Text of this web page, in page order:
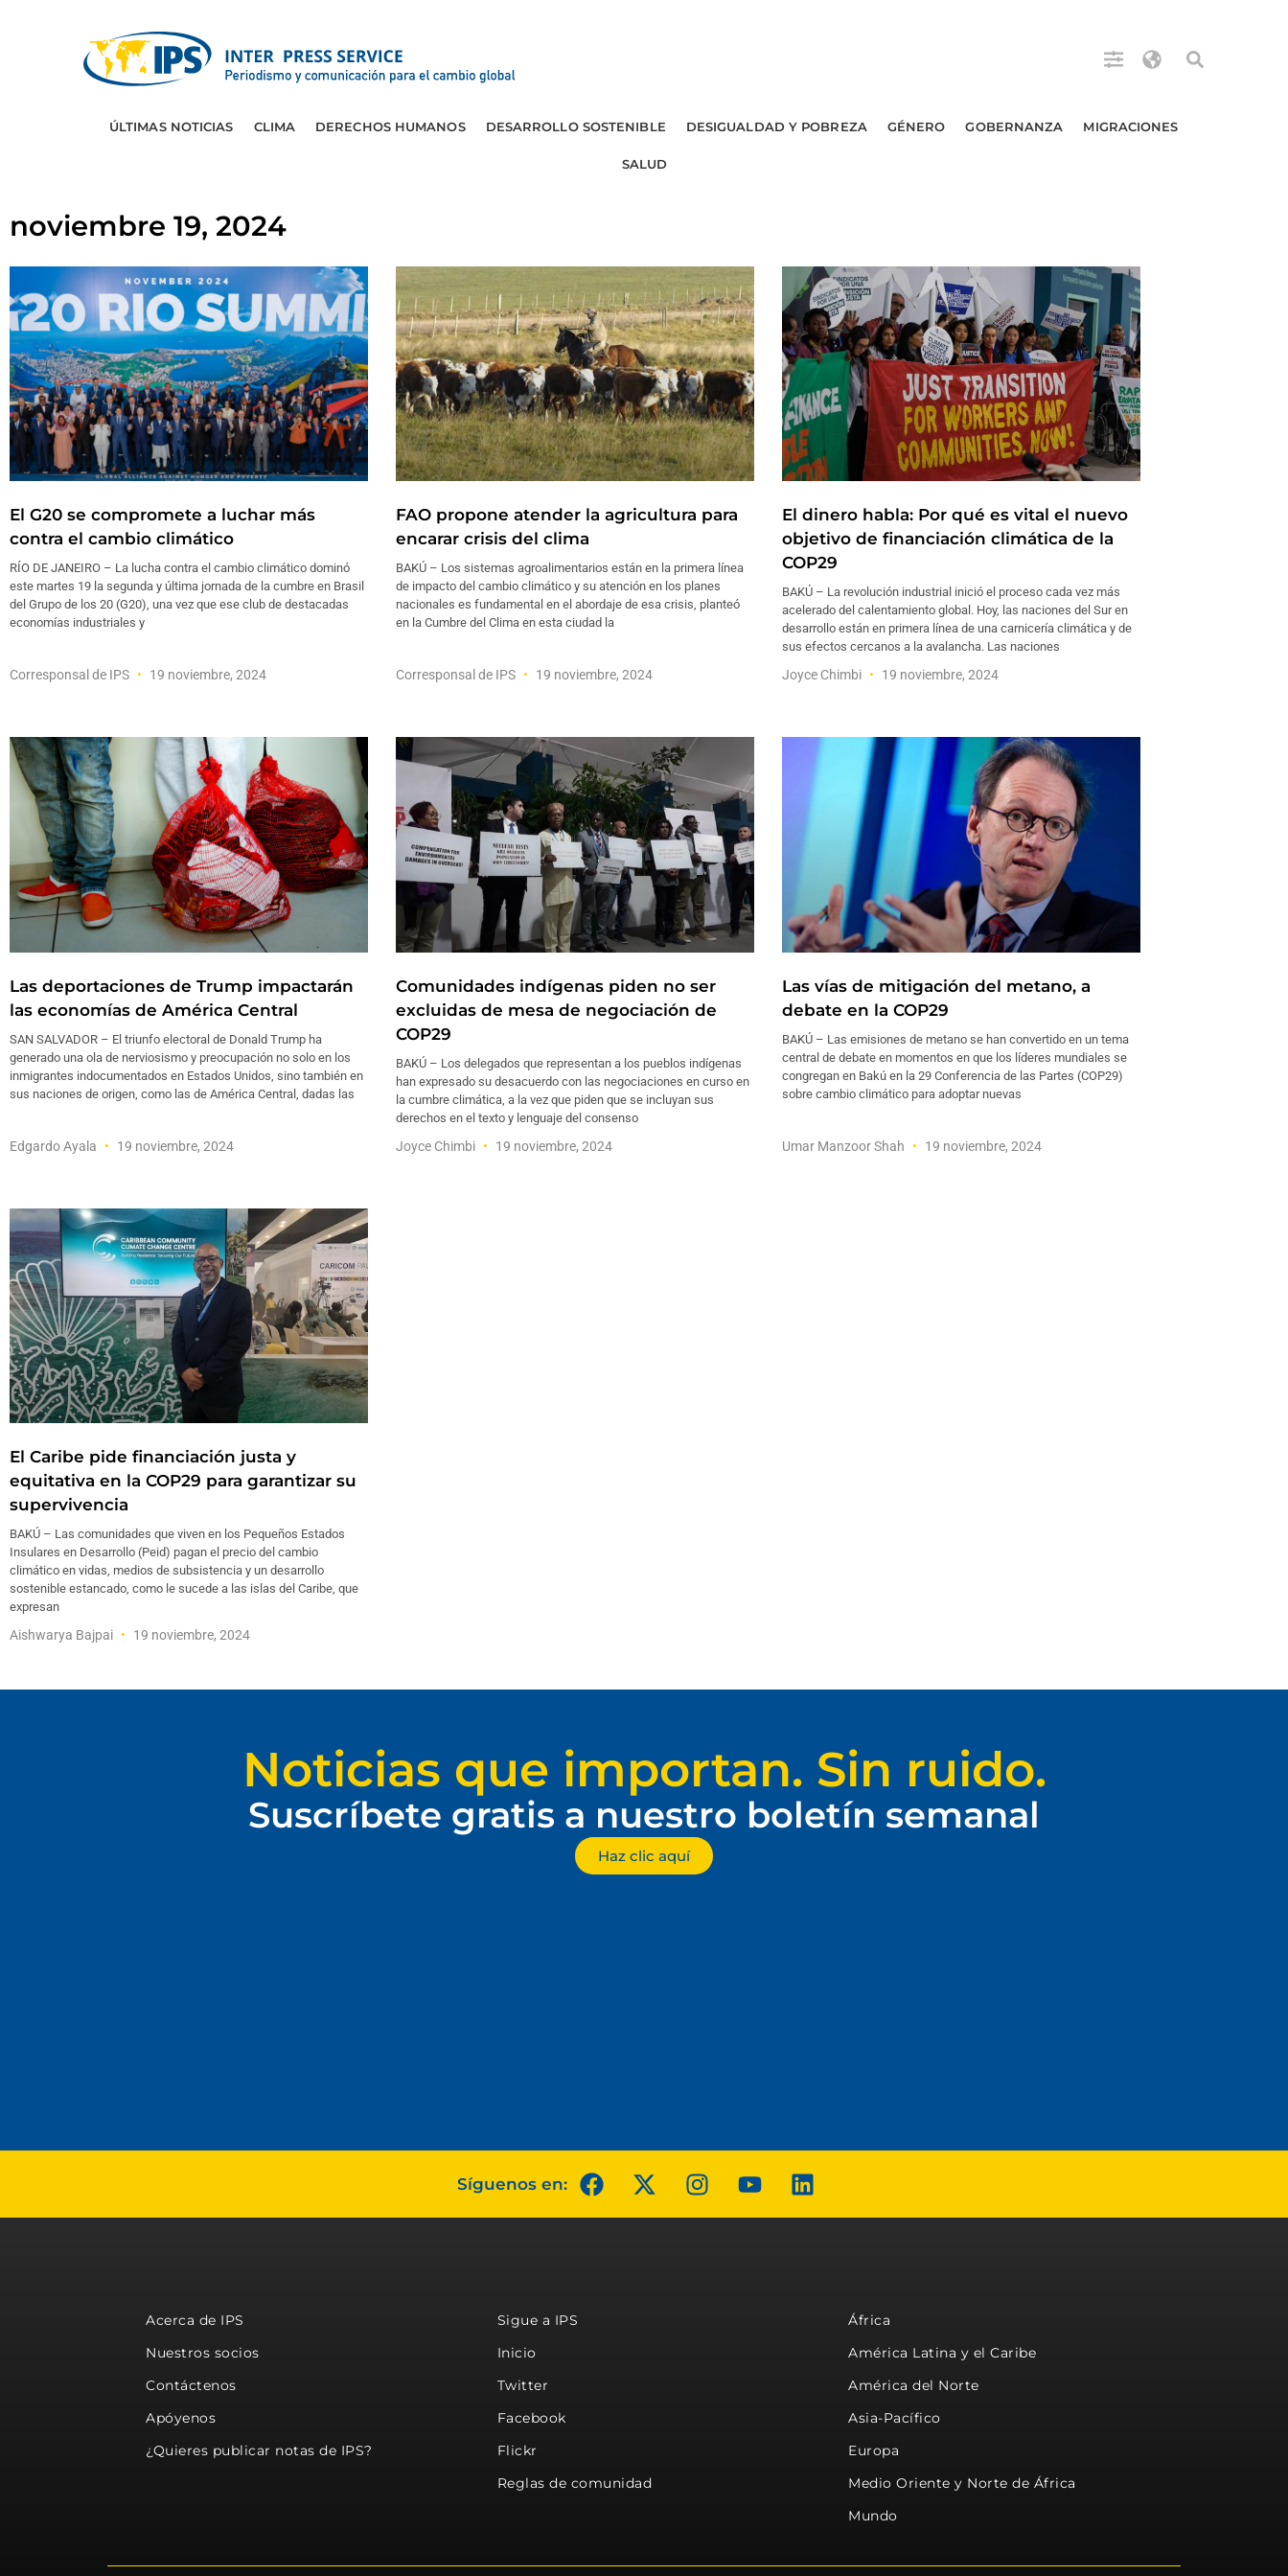
ÚLTIMAS NOTICIAS CLIMA DERECHOS HUMANOS DESARROLLO SOSTENIBLE DESIGUALDAD Y POBREZA GÉNERO GOBERNANZA MIGRACIONES
SALUD
noviembre 19, 2024
El G20 se compromete a luchar más
contra el cambio climático
RÍO DE JANEIRO – La lucha contra el cambio climático dominó
este martes 19 la segunda y última jornada de la cumbre en Brasil
del Grupo de los 20 (G20), una vez que ese club de destacadas
economías industriales y
Corresponsal de IPS 19 noviembre, 2024
FAO propone atender la agricultura para
encarar crisis del clima
BAKÚ – Los sistemas agroalimentarios están en la primera línea
de impacto del cambio climático y su atención en los planes
nacionales es fundamental en el abordaje de esa crisis, planteó
en la Cumbre del Clima en esta ciudad la
Corresponsal de IPS 19 noviembre, 2024
El dinero habla: Por qué es vital el nuevo
objetivo de financiación climática de la
COP29
BAKÚ – La revolución industrial inició el proceso cada vez más
acelerado del calentamiento global. Hoy, las naciones del Sur en
desarrollo están en primera línea de una carnicería climática y de
sus efectos cercanos a la avalancha. Las naciones
Joyce Chimbi 19 noviembre, 2024
Las deportaciones de Trump impactarán
las economías de América Central
SAN SALVADOR – El triunfo electoral de Donald Trump ha
generado una ola de nerviosismo y preocupación no solo en los
inmigrantes indocumentados en Estados Unidos, sino también en
sus naciones de origen, como las de América Central, dadas las
Edgardo Ayala 19 noviembre, 2024
Comunidades indígenas piden no ser
excluidas de mesa de negociación de
COP29
BAKÚ – Los delegados que representan a los pueblos indígenas
han expresado su desacuerdo con las negociaciones en curso en
la cumbre climática, a la vez que piden que se incluyan sus
derechos en el texto y lenguaje del consenso
Joyce Chimbi 19 noviembre, 2024
Las vías de mitigación del metano, a
debate en la COP29
BAKÚ – Las emisiones de metano se han convertido en un tema
central de debate en momentos en que los líderes mundiales se
congregan en Bakú en la 29 Conferencia de las Partes (COP29)
sobre cambio climático para adoptar nuevas
Umar Manzoor Shah 19 noviembre, 2024
El Caribe pide financiación justa y
equitativa en la COP29 para garantizar su
supervivencia
BAKÚ – Las comunidades que viven en los Pequeños Estados
Insulares en Desarrollo (Peid) pagan el precio del cambio
climático en vidas, medios de subsistencia y un desarrollo
sostenible estancado, como le sucede a las islas del Caribe, que
expresan
Aishwarya Bajpai 19 noviembre, 2024
Noticias que importan. Sin ruido.
Suscríbete gratis a nuestro boletín semanal
Haz clic aquí
Síguenos en:
Acerca de IPS
Nuestros socios
Contáctenos
Apóyenos
¿Quieres publicar notas de IPS?
Sigue a IPS
Inicio
Twitter
Facebook
Flickr
Reglas de comunidad
África
América Latina y el Caribe
América del Norte
Asia-Pacífico
Europa
Medio Oriente y Norte de África
Mundo